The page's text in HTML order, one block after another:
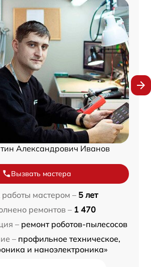
Александрович Иванов
Вызвать мастера
мастером – 5 лет
ремонтов – 1 470
– ремонт роботов-пылесосов
– профильное техническое,
и наноэлектроника»